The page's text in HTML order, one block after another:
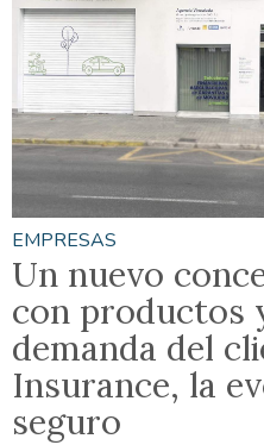
EMPRESAS
Un nuevo
con productos
demanda del
Insurance, la
seguro